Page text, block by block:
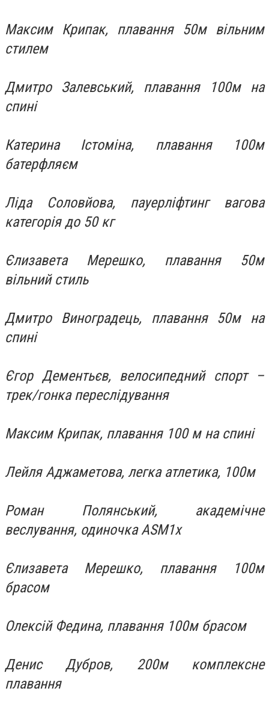
Максим Крипак, плавання 50м вільним
стилем
Дмитро Залевський, плавання 100м на
спині
Катерина Істоміна, плавання 100м
батерфляєм
Ліда Соловйова, пауерліфтинг вагова
категорія до 50 кг
Єлизавета Мерешко, плавання 50м
вільний стиль
Дмитро Виноградець, плавання 50м на
спині
Єгор Дементьєв, велосипедний спорт –
трек/гонка переслідування
Максим Крипак, плавання 100 м на спині
Лейля Аджаметова, легка атлетика, 100м
Роман Полянський, академічне
веслування, одиночка ASM1x
Єлизавета Мерешко, плавання 100м
брасом
Олексій Федина, плавання 100м брасом
Денис Дубров, 200м комплексне
плавання